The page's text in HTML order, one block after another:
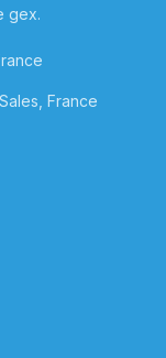
gex.
France